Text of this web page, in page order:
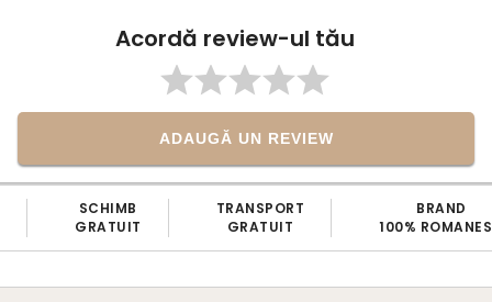
Acordă review-ul tău
ADAUGĂ UN REVIEW
SCHIMB
GRATUIT
TRANSPORT
GRATUIT
100% ROMANESC